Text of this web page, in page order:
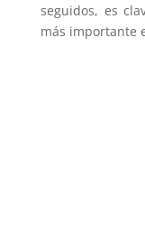
seguidos, es
más importante